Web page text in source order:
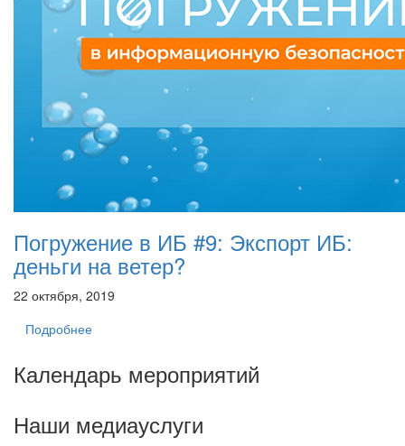
Погружение в ИБ #9: Экспорт ИБ:
деньги на ветер?
22 октября, 2019
Подробнее
Календарь мероприятий
Наши медиауслуги